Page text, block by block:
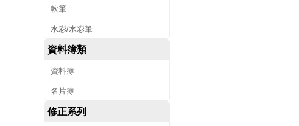
軟筆
水彩/水彩筆
資料簿類
資料簿
名片簿
修正系列